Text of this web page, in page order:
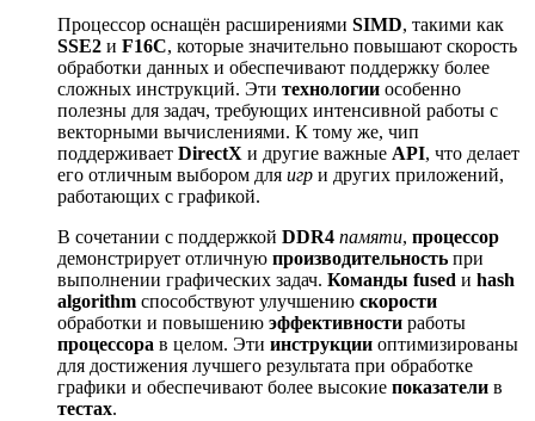
Процессор оснащён расширениями SIMD, такими как
SSE2 и F16C, которые значительно повышают скорость
обработки данных и обеспечивают поддержку более
сложных инструкций. Эти технологии особенно
полезны для задач, требующих интенсивной работы с
векторными вычислениями. К тому же, чип
поддерживает DirectX и другие важные API, что делает
его отличным выбором для игр и других приложений,
работающих с графикой.
В сочетании с поддержкой DDR4 памяти, процессор
демонстрирует отличную производительность при
выполнении графических задач. Команды fused и hash
algorithm способствуют улучшению скорости
обработки и повышению эффективности работы
процессора в целом. Эти инструкции оптимизированы
для достижения лучшего результата при обработке
графики и обеспечивают более высокие показатели в
тестах.